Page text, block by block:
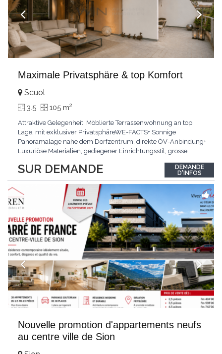
Maximale Privatsphäre & top Komfort
SUR DEMANDE
Scuol
3.5 105 m2
Attraktive Gelegenheit: Möblierte Terrassenwohnung an top
Lage, mit exklusiver PrivatsphäreWE-FACTS+ Sonnige
Panoramalage nahe dem Dorfzentrum, direkte ÖV-Anbindung+
Luxuriöse Materialien, gediegener Einrichtungsstil, grosse
gemeinschaftliche WaschküchePasst für:Geniesser von
Weitblick und gehobenem WohnkomfortDie Wohnung wird
hochwertig
DEMANDE
D'INFOS
Nouvelle promotion d'appartements neufs
au centre ville de Sion